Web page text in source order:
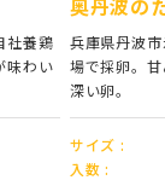
ONLINE SHOP
社養鶏
味わい
奥丹波の
兵庫県丹波
場で採卵。
深い卵。
サイズ :
入数 :